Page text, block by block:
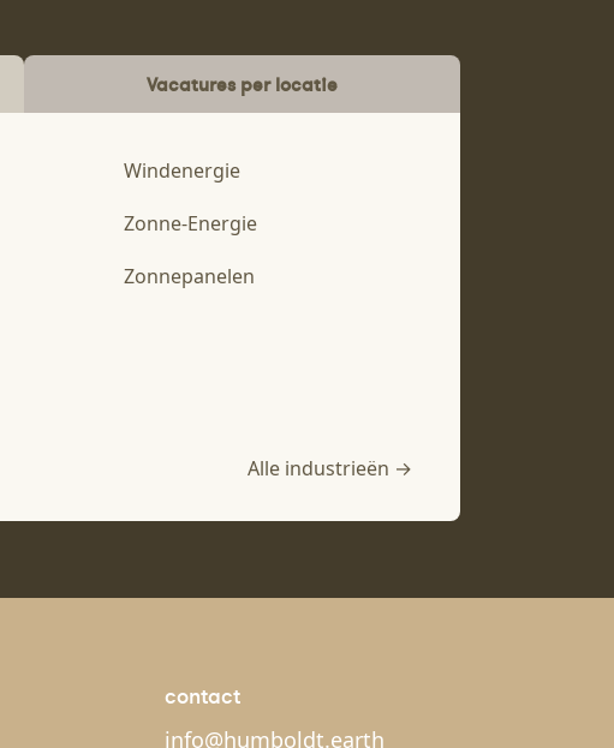
Vacatures per locatie
Windenergie
Zonne-Energie
Zonnepanelen
Alle industrieën →
contact
info@humboldt.earth